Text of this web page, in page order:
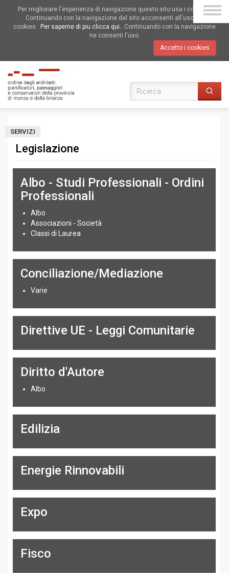
Per migliorare l'esperienza di navigazione questo sito usa i cookies.
Continuando con la navigazione del sito acconsenti all'uso dei
cookies.
Per saperne di piu clicca qui.. Continuando con la navigazione
ne consenti l'uso.
Accetto i cookies
SERVIZI
Legislazione
Albo - Studi Professionali - Ordini
Professionali
Albo
Associazioni - Società
Classi di Laurea
Conciliazione/Mediazione
Varie
Direttive UE - Leggi Comunitarie
Diritto d'Autore
Albo
Edilizia
Energie Rinnovabili
Expo
Fisco